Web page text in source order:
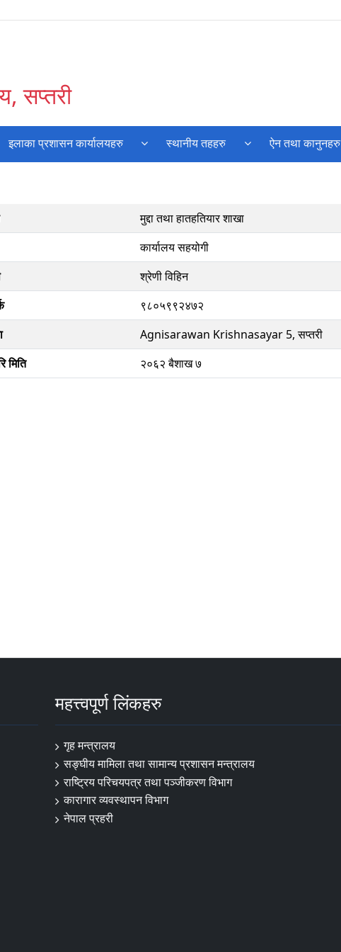
सप्तरी
इलाका प्रशासन कार्यालयहरु स्थानीय तहहरु ऐन तथा कानुनहरु
मुद्दा तथा हातहतियार शाखा
कार्यालय सहयोगी
श्रेणी विहिन
९८०५९९२४७२
Agnisarawan Krishnasayar 5, सप्तरी
मिति
२०६२ बैशाख ७
महत्त्वपूर्ण लिंकहरु
गृह मन्त्रालय
सङ्घीय मामिला तथा सामान्य प्रशासन मन्त्रालय
राष्ट्रिय परिचयपत्र तथा पञ्जीकरण विभाग
कारागार व्यवस्थापन विभाग
नेपाल प्रहरी